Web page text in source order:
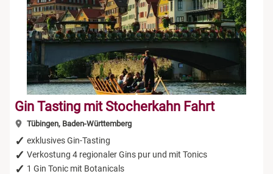
Gin Tasting mit Stocherkahn Fahrt
Tübingen, Baden-Württemberg
exklusives Gin-Tasting
Verkostung 4 regionaler Gins pur und mit Tonics
1 Gin Tonic mit Botanicals